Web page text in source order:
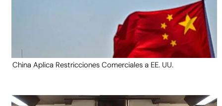
China Aplica Restricciones Comerciales a EE. UU.